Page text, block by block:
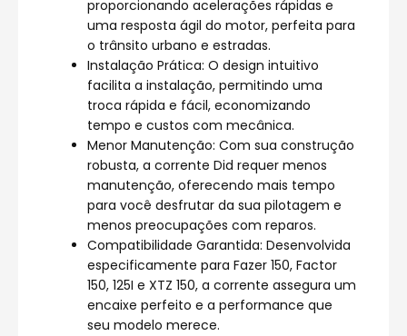
proporcionando acelerações rápidas e
uma resposta ágil do motor, perfeita para
o trânsito urbano e estradas.
Instalação Prática: O design intuitivo
facilita a instalação, permitindo uma
troca rápida e fácil, economizando
tempo e custos com mecânica.
Menor Manutenção: Com sua construção
robusta, a corrente Did requer menos
manutenção, oferecendo mais tempo
para você desfrutar da sua pilotagem e
menos preocupações com reparos.
Compatibilidade Garantida: Desenvolvida
especificamente para Fazer 150, Factor
150, 125I e XTZ 150, a corrente assegura um
encaixe perfeito e a performance que
seu modelo merece.